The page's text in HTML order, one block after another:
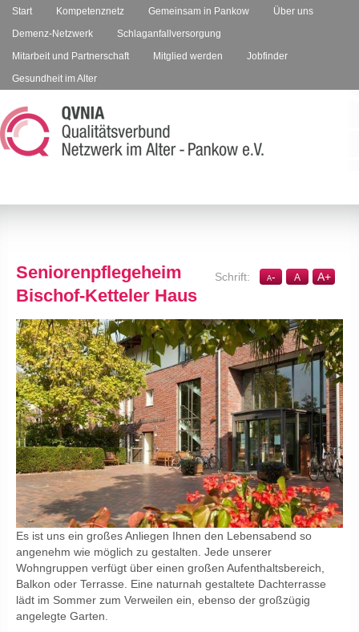
Start Kompetenznetz Gemeinsam in Pankow
Über uns
Demenz-Netzwerk
Schlaganfallversorgung
Mitarbeit und Partnerschaft
Mitglied werden
Jobfinder
Gesundheit im Alter
A+
A
A-
Seniorenpflegeheim
Bischof-Ketteler Haus
Es ist uns ein großes Anliegen Ihnen den Lebensabend so
angenehm wie möglich zu gestalten. Jede unserer
Wohngruppen verfügt über einen großen Aufenthaltsbereich,
Balkon oder Terrasse. Eine naturnah gestaltete Dachterrasse
lädt im Sommer zum Verweilen ein, ebenso der großzügig
angelegte Garten.